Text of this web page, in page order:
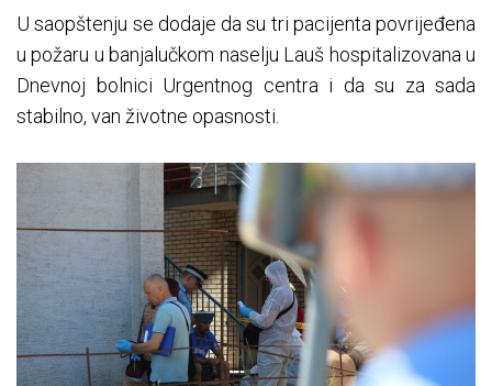
U saopštenju se dodaje da su tri pacijenta povrijeđena
u požaru u banjalučkom naselju Lauš hospitalizovana u
Dnevnoj bolnici Urgentnog centra i da su za sada
stabilno, van životne opasnosti.